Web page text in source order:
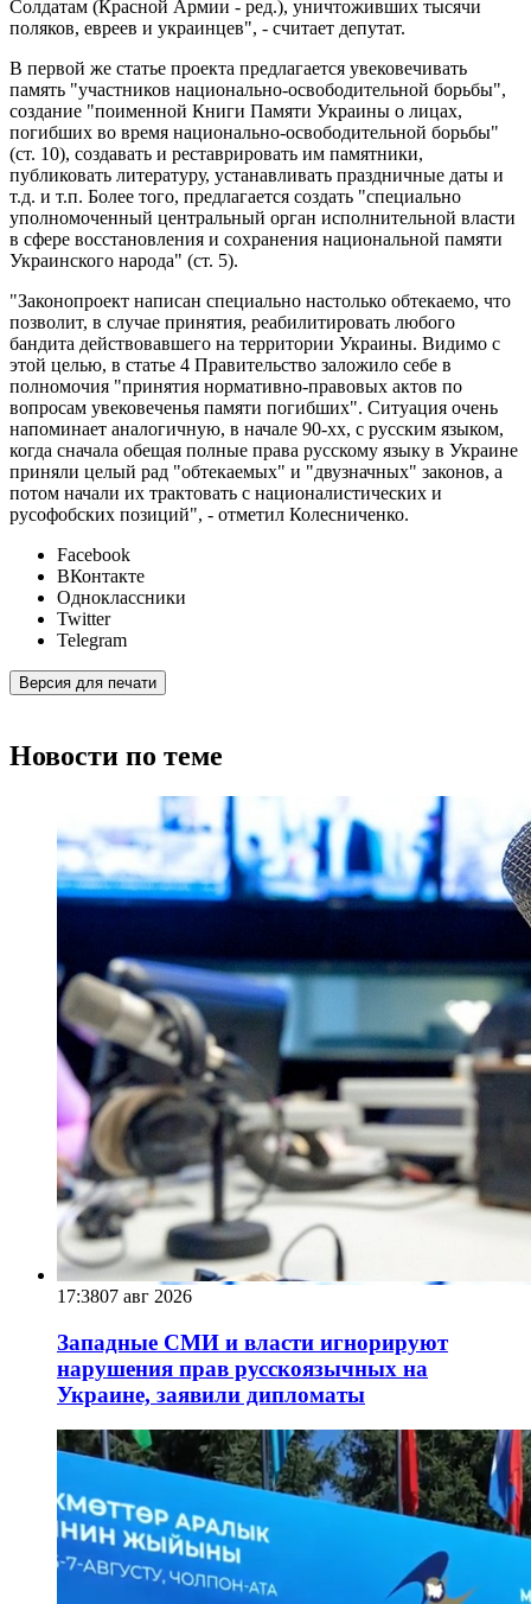
Солдатам (Красной Армии - ред.), уничтоживших тысячи
поляков, евреев и украинцев", - считает депутат.
В первой же статье проекта предлагается увековечивать
память "участников национально-освободительной борьбы",
создание "поименной Книги Памяти Украины о лицах,
погибших во время национально-освободительной борьбы"
(ст. 10), создавать и реставрировать им памятники,
публиковать литературу, устанавливать праздничные даты и
т.д. и т.п. Более того, предлагается создать "специально
уполномоченный центральный орган исполнительной власти
в сфере восстановления и сохранения национальной памяти
Украинского народа" (ст. 5).
"Законопроект написан специально настолько обтекаемо, что
позволит, в случае принятия, реабилитировать любого
бандита действовавшего на территории Украины. Видимо с
этой целью, в статье 4 Правительство заложило себе в
полномочия "принятия нормативно-правовых актов по
вопросам увековеченья памяти погибших". Ситуация очень
напоминает аналогичную, в начале 90-хх, с русским языком,
когда сначала обещая полные права русскому языку в Украине
приняли целый рад "обтекаемых" и "двузначных" законов, а
потом начали их трактовать с националистических и
русофобских позиций", - отметил Колесниченко.
Facebook
ВКонтакте
Одноклассники
Twitter
Telegram
Версия для печати
Новости по теме
17:3807 авг 2026
Западные СМИ и власти игнорируют
нарушения прав русскоязычных на
Украине, заявили дипломаты